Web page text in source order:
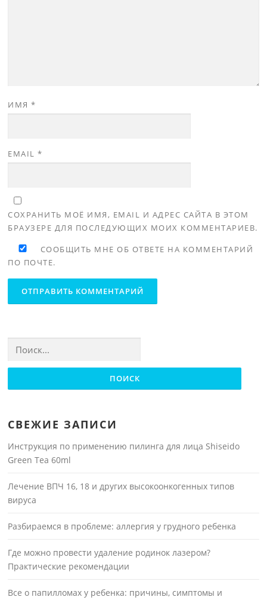
ИМЯ*
EMAIL*
СОХРАНИТЬ МОЁ ИМЯ, EMAIL И АДРЕС САЙТА В ЭТОМ
БРАУЗЕРЕ ДЛЯ ПОСЛЕДУЮЩИХ МОИХ КОММЕНТАРИЕВ.
СООБЩИТЬ МНЕ ОБ ОТВЕТЕ НА КОММЕНТАРИЙ
ПО ПОЧТЕ.
СВЕЖИЕ ЗАПИСИ
Инструкция по применению пилинга для лица Shiseido
Green Tea 60ml
Лечение ВПЧ 16, 18 и других высокоонкогенных типов
вируса
Разбираемся в проблеме: аллергия у грудного ребенка
Где можно провести удаление родинок лазером?
Практические рекомендации
Все о папилломах у ребенка: причины, симптомы и